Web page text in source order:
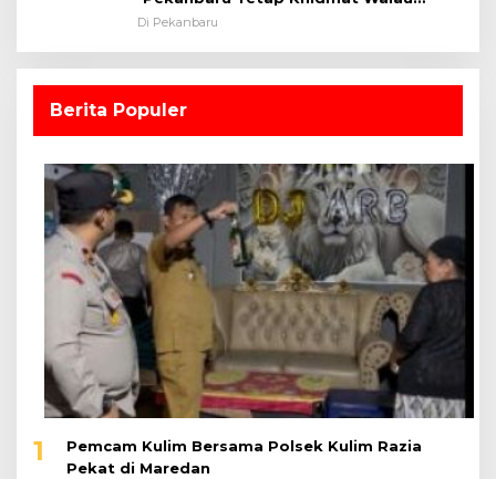
Dalam Ruangan
Di Pekanbaru
Berita Populer
1
Pemcam Kulim Bersama Polsek Kulim Razia
Pekat di Maredan